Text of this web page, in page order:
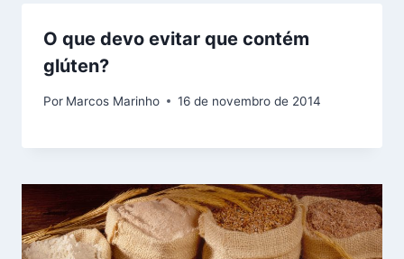
O que devo evitar que contém
glúten?
Por Marcos Marinho 16 de novembro de 2014